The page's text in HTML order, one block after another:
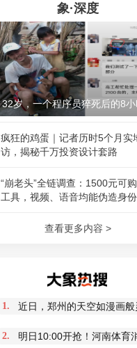
象·深度
32岁，一个程序员猝死后的8
疯狂的鸡蛋｜记者历时5个月实
访，揭秘千万投资设计套路
“崩老头”全链调查：1500元可
工具，视频、语音均能伪造身份
查看更多内容 >
1. 近日，郑州的天空如漫画
2. 明日10:00开抢！河南体育